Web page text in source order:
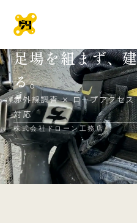
DRONE
ACCESS
足場を組まず、
る。
赤外線調査 × ロープアクセ
対応
株式会社ドローン工務店